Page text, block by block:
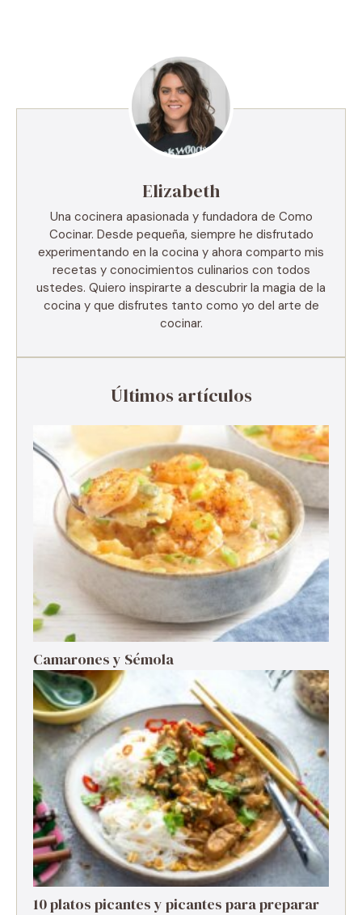
Elizabeth
Una cocinera apasionada y fundadora de Como
Cocinar. Desde pequeña, siempre he disfrutado
experimentando en la cocina y ahora comparto mis
recetas y conocimientos culinarios con todos
ustedes. Quiero inspirarte a descubrir la magia de la
cocina y que disfrutes tanto como yo del arte de
cocinar.
Últimos artículos
Camarones y Sémola
10 platos picantes y picantes para preparar